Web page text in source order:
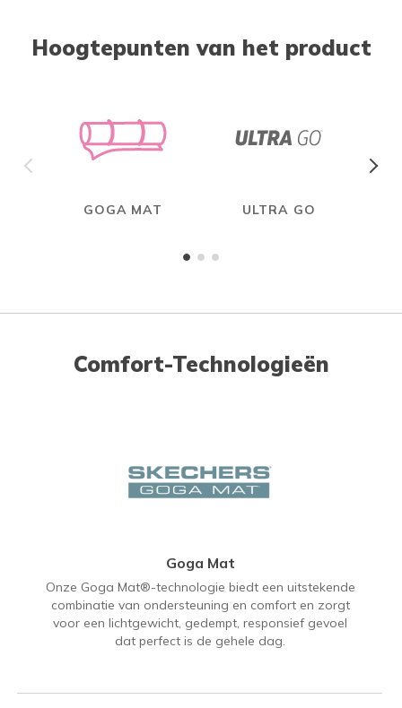
Hoogtepunten van het product
GOGA MAT
ULTRA GO
Comfort-Technologieën
Goga Mat
Onze Goga Mat®-technologie biedt een uitstekende
combinatie van ondersteuning en comfort en zorgt
voor een lichtgewicht, gedempt, responsief gevoel
dat perfect is de gehele dag.